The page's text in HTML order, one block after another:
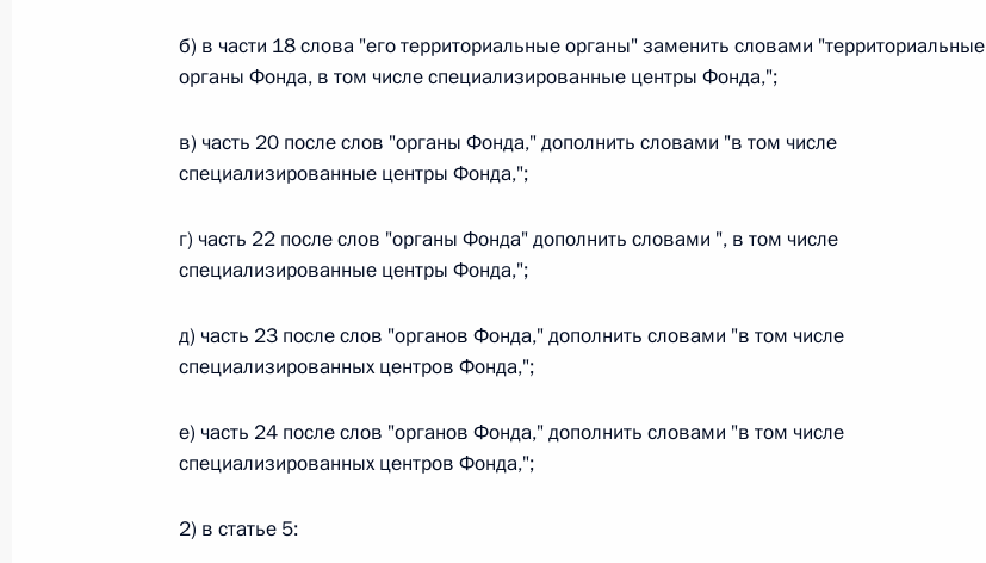
Федеральный закон от 26.07.2026 г. № 266-ФЗ
26 июля 2026 года
Федеральный закон от 26.07.2026 г. № 247-ФЗ
правонарушениях
26 июля 2026 года
О ратификации Соглашения между Правительством Российской Федерации и Правительством
б) в части 18 слова "его территориальные органы" заменить словами "территориальные
органы Фонда, в том числе специализированные центры Фонда,";
в) часть 20 после слов "органы Фонда," дополнить словами "в том числе
специализированные центры Фонда,";
г) часть 22 после слов "органы Фонда" дополнить словами ", в том числе
специализированные центры Фонда,";
д) часть 23 после слов "органов Фонда," дополнить словами "в том числе
специализированных центров Фонда,";
е) часть 24 после слов "органов Фонда," дополнить словами "в том числе
специализированных центров Фонда,";
2) в статье 5: